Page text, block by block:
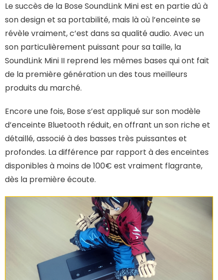
Le succès de la Bose SoundLink Mini est en partie dû à
son design et sa portabilité, mais là où l’enceinte se
révèle vraiment, c’est dans sa qualité audio. Avec un
son particulièrement puissant pour sa taille, la
SoundLink Mini II reprend les mêmes bases qui ont fait
de la première génération un des tous meilleurs
produits du marché.
Encore une fois, Bose s’est appliqué sur son modèle
d’enceinte Bluetooth réduit, en offrant un son riche et
détaillé, associé à des basses très puissantes et
profondes. La différence par rapport à des enceintes
disponibles à moins de 100€ est vraiment flagrante,
dès la première écoute.